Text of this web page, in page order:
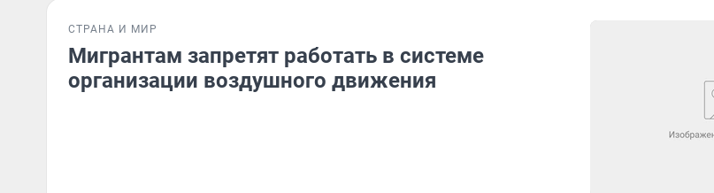
СТРАНА И МИР
Мигрантам запретят работать в системе
организации воздушного движения